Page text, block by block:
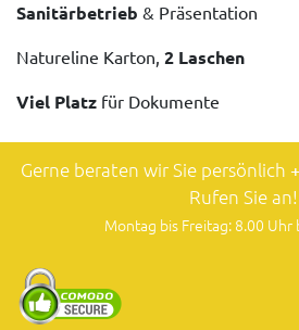
Sanitärbetrieb & Präsentation
Natureline Karton, 2 Laschen
Viel Platz für Dokumente
Gerne beraten wir Sie persönlich
Rufen Sie an!
Montag bis Freitag: 8.00 Uhr